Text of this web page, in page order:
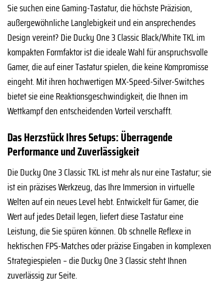
Sie suchen eine Gaming-Tastatur, die höchste Präzision,
außergewöhnliche Langlebigkeit und ein ansprechendes
Design vereint? Die Ducky One 3 Classic Black/White TKL im
kompakten Formfaktor ist die ideale Wahl für anspruchsvolle
Gamer, die auf einer Tastatur spielen, die keine Kompromisse
eingeht. Mit ihren hochwertigen MX-Speed-Silver-Switches
bietet sie eine Reaktionsgeschwindigkeit, die Ihnen im
Wettkampf den entscheidenden Vorteil verschafft.
Das Herzstück Ihres Setups: Überragende
Performance und Zuverlässigkeit
Die Ducky One 3 Classic TKL ist mehr als nur eine Tastatur; sie
ist ein präzises Werkzeug, das Ihre Immersion in virtuelle
Welten auf ein neues Level hebt. Entwickelt für Gamer, die
Wert auf jedes Detail legen, liefert diese Tastatur eine
Leistung, die Sie spüren können. Ob schnelle Reflexe in
hektischen FPS-Matches oder präzise Eingaben in komplexen
Strategiespielen – die Ducky One 3 Classic steht Ihnen
zuverlässig zur Seite.